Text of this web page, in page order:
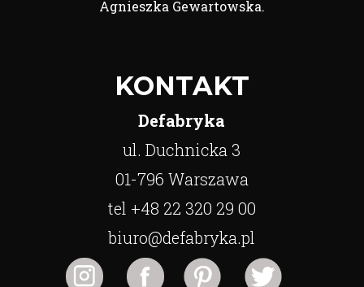
Agnieszka Gewartowska.
KONTAKT
Defabryka
ul. Duchnicka 3
01-796 Warszawa
tel +48 22 320 29 00
biuro@defabryka.pl